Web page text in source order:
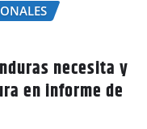
necesita y
en informe de